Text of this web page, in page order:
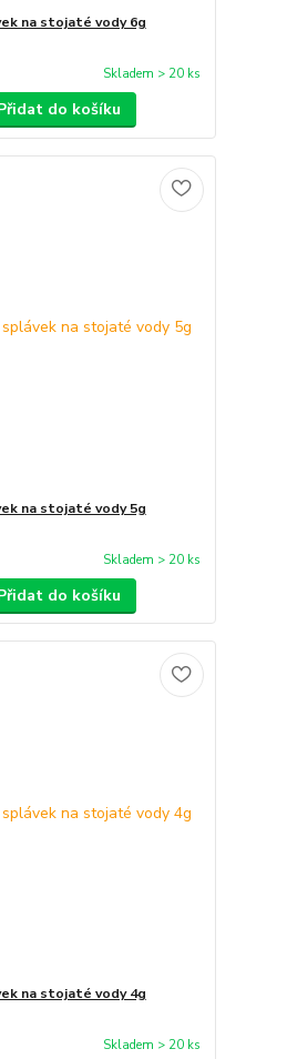
na stojaté vody 6g
Skladem > 20 ks
do košíku
na stojaté vody 5g
Skladem > 20 ks
do košíku
na stojaté vody 4g
Skladem > 20 ks